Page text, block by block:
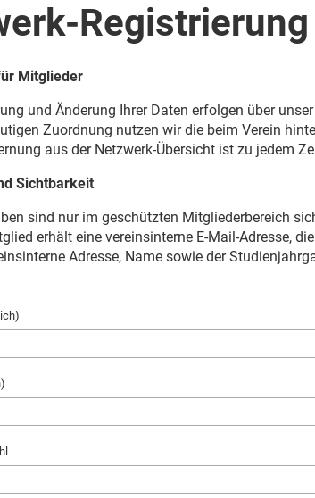
Registrierung
Mitglieder
und Änderung Ihrer Daten erfolgen über
Zuordnung nutzen wir die beim Verein
aus der Netzwerk-Übersicht ist zu jedem
Sichtbarkeit
sind nur im geschützten Mitgliederbereich
erhält eine vereinsinterne E-Mail-Adresse,
Adresse, Name sowie der